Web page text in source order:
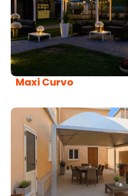
Maxi Curvo